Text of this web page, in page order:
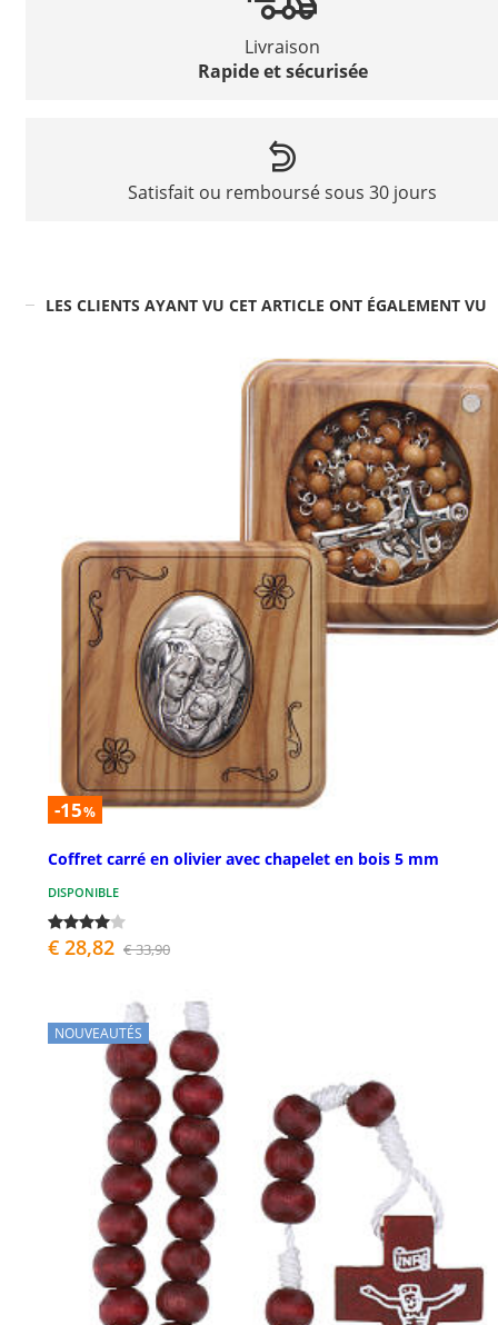
Livraison
Rapide et sécurisée
Satisfait ou remboursé sous 30 jours
LES CLIENTS AYANT VU CET ARTICLE ONT ÉGALEMENT VU
-15%
Coffret carré en olivier avec chapelet en bois 5 mm
DISPONIBLE
€ 28,82 € 33,90
NOUVEAUTÉS